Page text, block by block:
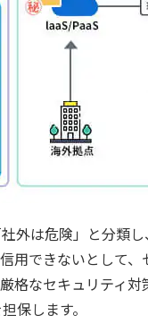
外は危険」と分類
用できないとして
格なセキュリティ
保します。